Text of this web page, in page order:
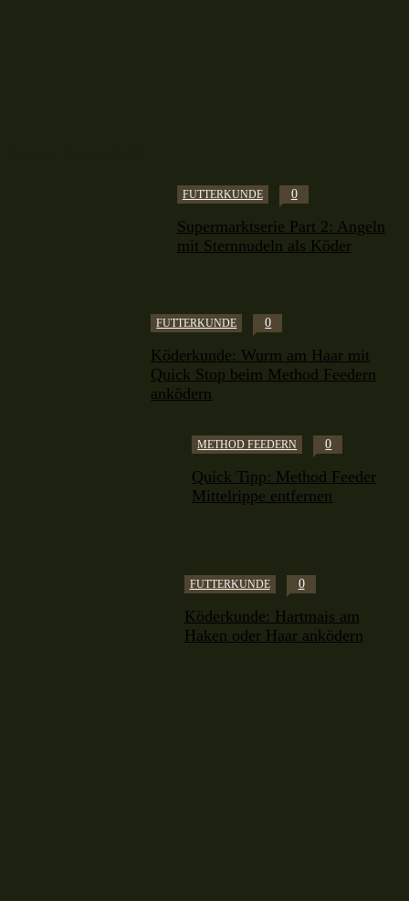
FUTTERKUNDE 0
Supermarktserie Part 2: Angeln
mit Sternnudeln als Köder
FUTTERKUNDE 0
Köderkunde: Wurm am Haar mit
Quick Stop beim Method Feedern
anködern
METHOD FEEDERN 0
Quick Tipp: Method Feeder
Mittelrippe entfernen
FUTTERKUNDE 0
Köderkunde: Hartmais am
Haken oder Haar anködern